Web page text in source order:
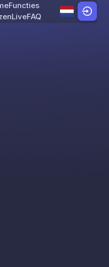
to content
Functies
LiveFAQ